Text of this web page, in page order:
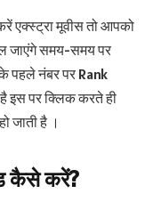
एक्स्ट्रा मूवीस तो आपको
जाएंगे समय-समय पर
पहले नंबर पर Rank
इस पर क्लिक करते ही
जाती है ।
कैसे करें?